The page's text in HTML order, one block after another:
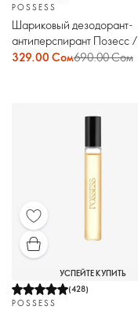
POSSESS
Шариковый дезодорант-
антиперспирант Позесс /
Possess
329.00 Сом690.00 Сом
УСПЕЙТЕ КУПИТЬ
(428)
POSSESS